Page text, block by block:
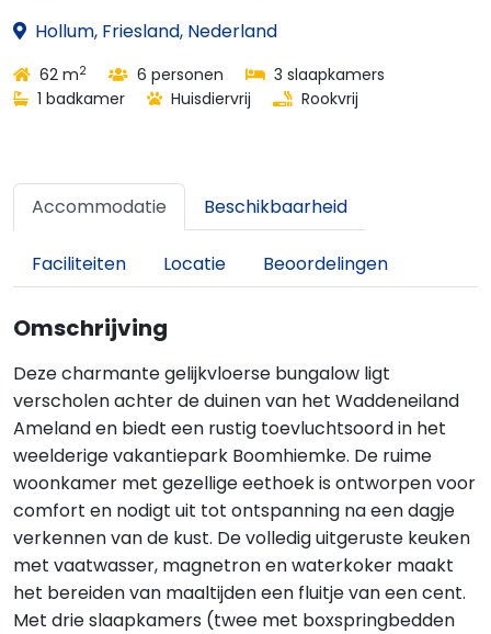
Hollum, Friesland, Nederland
62 m2 6 personen
3 slaapkamers
1 badkamer
Huisdiervrij Rookvrij
Accommodatie Beschikbaarheid
Faciliteiten Locatie Beoordelingen
Omschrijving
Deze charmante gelijkvloerse bungalow ligt
verscholen achter de duinen van het Waddeneiland
Ameland en biedt een rustig toevluchtsoord in het
weelderige vakantiepark Boomhiemke. De ruime
woonkamer met gezellige eethoek is ontworpen voor
comfort en nodigt uit tot ontspanning na een dagje
verkennen van de kust. De volledig uitgeruste keuken
met vaatwasser, magnetron en waterkoker maakt
het bereiden van maaltijden een fluitje van een cent.
Met drie slaapkamers (twee met boxspringbedden